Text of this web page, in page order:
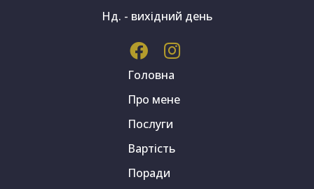
Нд. - вихідний день
Головна
Про мене
Послуги
Вартість
Поради